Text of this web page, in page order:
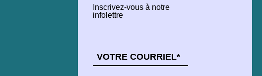
Inscrivez-vous à notre
infolettre
COURRIEL
*